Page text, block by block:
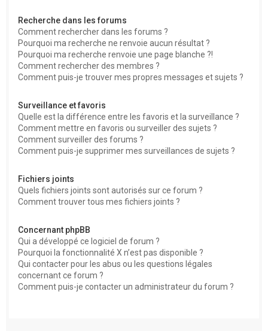
Recherche dans les forums
Comment rechercher dans les forums ?
Pourquoi ma recherche ne renvoie aucun résultat ?
Pourquoi ma recherche renvoie une page blanche ?!
Comment rechercher des membres ?
Comment puis-je trouver mes propres messages et sujets ?
Surveillance et favoris
Quelle est la différence entre les favoris et la surveillance ?
Comment mettre en favoris ou surveiller des sujets ?
Comment surveiller des forums ?
Comment puis-je supprimer mes surveillances de sujets ?
Fichiers joints
Quels fichiers joints sont autorisés sur ce forum ?
Comment trouver tous mes fichiers joints ?
Concernant phpBB
Qui a développé ce logiciel de forum ?
Pourquoi la fonctionnalité X n’est pas disponible ?
Qui contacter pour les abus ou les questions légales
concernant ce forum ?
Comment puis-je contacter un administrateur du forum ?